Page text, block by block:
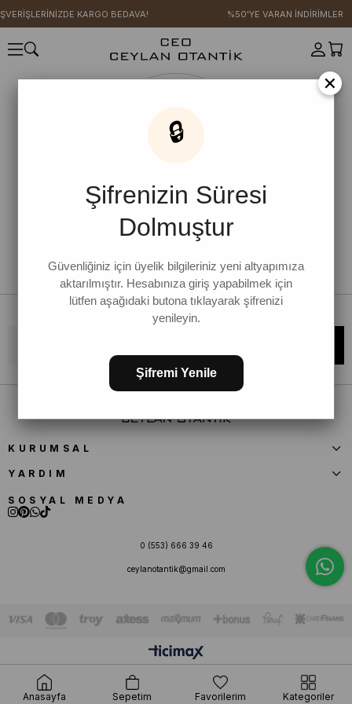
KARGO BEDAVA! %50'YE VARAN İNDİRİMLER
Bültene kaydolun, kampanya ve yenilikleri kaçırmayın!
KURUMSAL
YARDIM
SOSYAL MEDYA
0 (553) 666 39 46
ceylanotantik@gmail.com
×
🔒
Şifrenizin Süresi
Dolmuştur
Güvenliğiniz için üyelik bilgileriniz yeni altyapımıza
aktarılmıştır. Hesabınıza giriş yapabilmek için
lütfen aşağıdaki butona tıklayarak şifrenizi
yenileyin.
Şifremi Yenile
Anasayfa Sepetim Favorilerim Kategoriler